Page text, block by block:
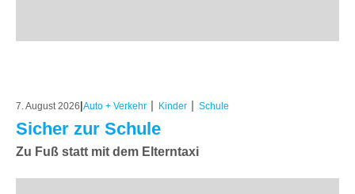
7. August 2026|Auto + Verkehr | Kinder | Schule
Sicher zur Schule
Zu Fuß statt mit dem Elterntaxi